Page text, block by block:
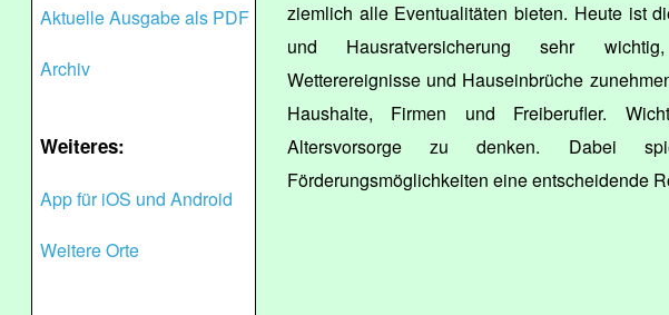
Aktuelle Ausgabe als PDF
Archiv
Weiteres:
App für iOS und Android
Weitere Orte
ziemlich alle Eventualitäten bieten. Heute ist
und Hausratversicherung sehr
Wetterereignisse und Hauseinbrüche
Haushalte, Firmen und Freiberufler.
Altersvorsorge zu denken. Dabei
Förderungsmöglichkeiten eine entscheidende